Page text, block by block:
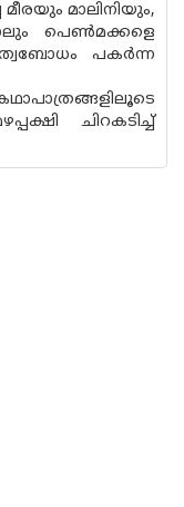
മാലിനിയും,
പെണ്‍മക്കളെ
പകര്‍ന്ന
ചിറകടിച്ച്